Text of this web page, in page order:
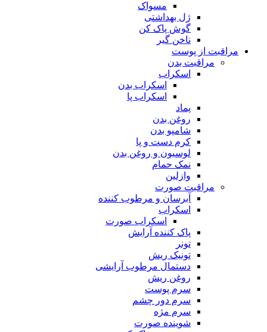
مسواک
ژل بهداشتی
گوش پاک کن
ناخن گیر
مراقبت از پوست
مراقبت بدن
اسکراب
اسکراب بدن
اسکراب پا
پماد
روغن بدن
شامپو بدن
کرم دست و پا
لوسیون و روغن بدن
نمک حمام
وازلین
مراقبت صورت
آبرسان و مرطوب کننده
اسکراب
اسکراب صورت
پاک کننده آرایش
تونر
تونیک ریش
دستمال مرطوب آرایشی
روغن ریش
سرم پوست
سرم دور چشم
سرم مژه
شوینده صورت